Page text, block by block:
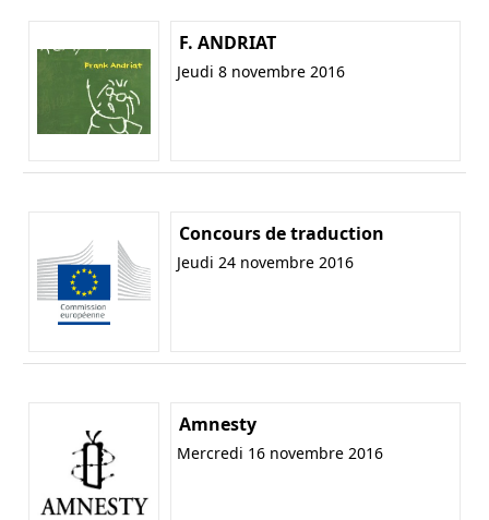
F. ANDRIAT
Jeudi 8 novembre 2016
Concours de traduction
Jeudi 24 novembre 2016
Amnesty
Mercredi 16 novembre 2016